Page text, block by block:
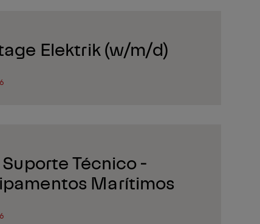
Elektrik (w/m/d)
Técnico -
Marítimos